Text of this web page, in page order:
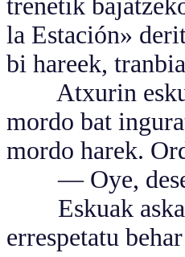
trenetik
la Estación»
bi hareek,
Atxurin
mordo bat
mordo harek.
— Oye,
Eskuak
errespetatu